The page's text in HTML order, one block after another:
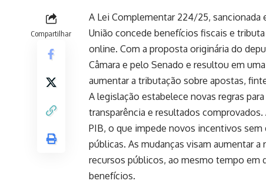
Compartilhar
A Lei Complementar 224/25,
União concede benefícios fiscais e
online. Com a proposta originária do
Câmara e pelo Senado e resultou em
aumentar a tributação sobre apostas,
A legislação estabelece novas regras
transparência e resultados
PIB, o que impede novos incentivos
públicas. As mudanças visam aumentar
recursos públicos, ao mesmo tempo em
benefícios.